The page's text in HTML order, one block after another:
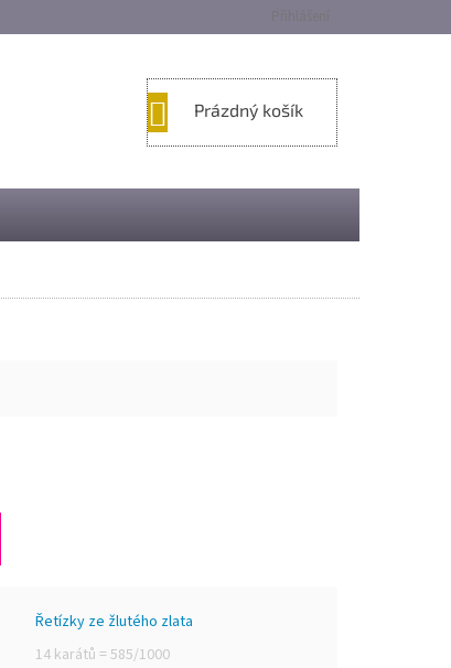
Přihlášení
KOŠÍK
Prázdný košík
Řetízky ze žlutého zlata
14 karátů = 585/1000